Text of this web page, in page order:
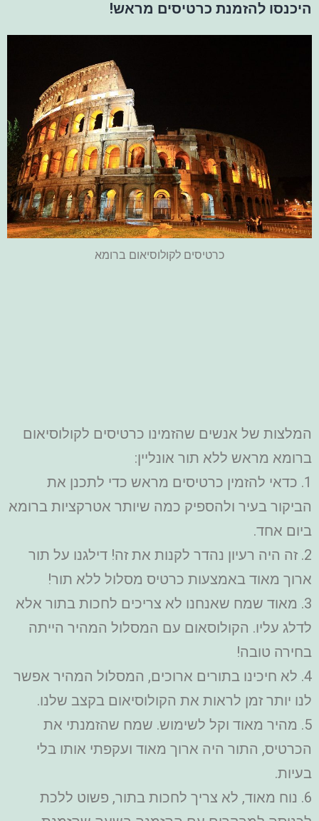
היכנסו להזמנת כרטיסים מראש!
כרטיסים לקולוסיאום ברומא
המלצות של אנשים שהזמינו כרטיסים לקולוסיאום
ברומא מראש ללא תור אונליין:
1. כדאי להזמין כרטיסים מראש כדי לתכנן את
הביקור בעיר ולהספיק כמה שיותר אטרקציות ברומא
ביום אחד.
2. זה היה רעיון נהדר לקנות את זה! דילגנו על תור
ארוך מאוד באמצעות כרטיס מסלול ללא תור!
3. מאוד שמח שאנחנו לא צריכים לחכות בתור אלא
לדלג עליו. הקולוסאום עם המסלול המהיר הייתה
בחירה טובה!
4. לא חיכינו בתורים ארוכים, המסלול המהיר אפשר
לנו יותר זמן לראות את הקולוסיאום בקצב שלנו.
5. מהיר מאוד וקל לשימוש. שמח שהזמנתי את
הכרטיס, התור היה ארוך מאוד ועקפתי אותו בלי
בעיות.
6. נוח מאוד, לא צריך לחכות בתור, פשוט ללכת